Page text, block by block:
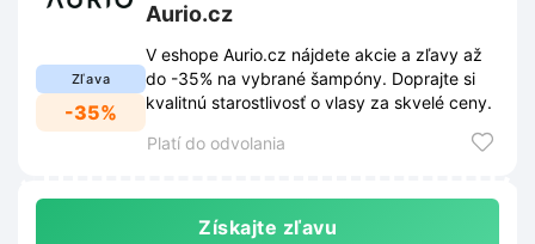
Zľava
-35%
Aurio.cz
V eshope Aurio.cz nájdete akcie a zľavy až
do -35% na vybrané šampóny. Doprajte si
kvalitnú starostlivosť o vlasy za skvelé ceny.
Platí do odvolania
Získajte zľavu